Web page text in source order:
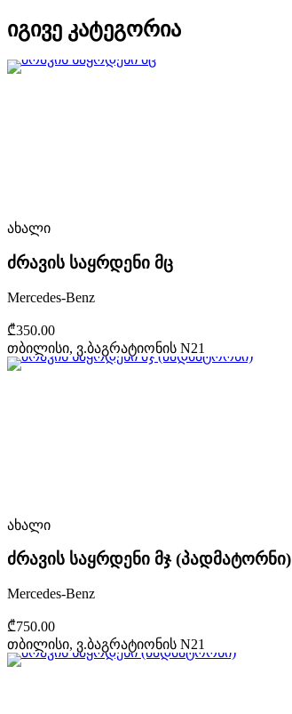
იგივე კატეგორია
ახალი
ძრავის საყრდენი მც
Mercedes-Benz
₾350.00
თბილისი, ვ.ბაგრატიონის N21
ახალი
ძრავის საყრდენი მჯ (პადმატორნი)
Mercedes-Benz
₾750.00
თბილისი, ვ.ბაგრატიონის N21